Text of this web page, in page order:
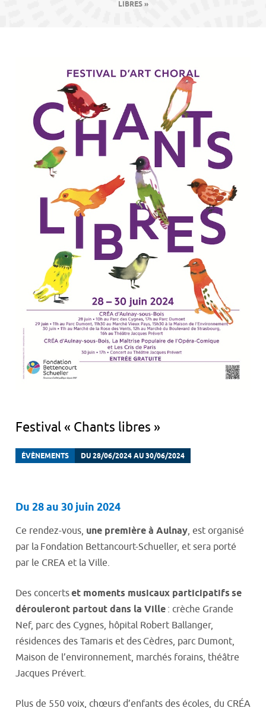
LIBRES »
Festival « Chants libres »
ÉVÈNEMENTS DU 28/06/2024 AU 30/06/2024
Du 28 au 30 juin 2024
Ce rendez-vous, une première à Aulnay, est organisé
par la Fondation Bettancourt-Schueller, et sera porté
par le CREA et la Ville.
Des concertset moments musicaux participatifsse
dérouleront partout dans la Ville : crèche Grande
Nef, parc des Cygnes, hôpital Robert Ballanger,
résidences des Tamaris et des Cèdres, parc Dumont,
Maison de l’environnement, marchés forains, théâtre
Jacques Prévert.
Plus de 550 voix, chœurs d’enfants des écoles, du CRÉA